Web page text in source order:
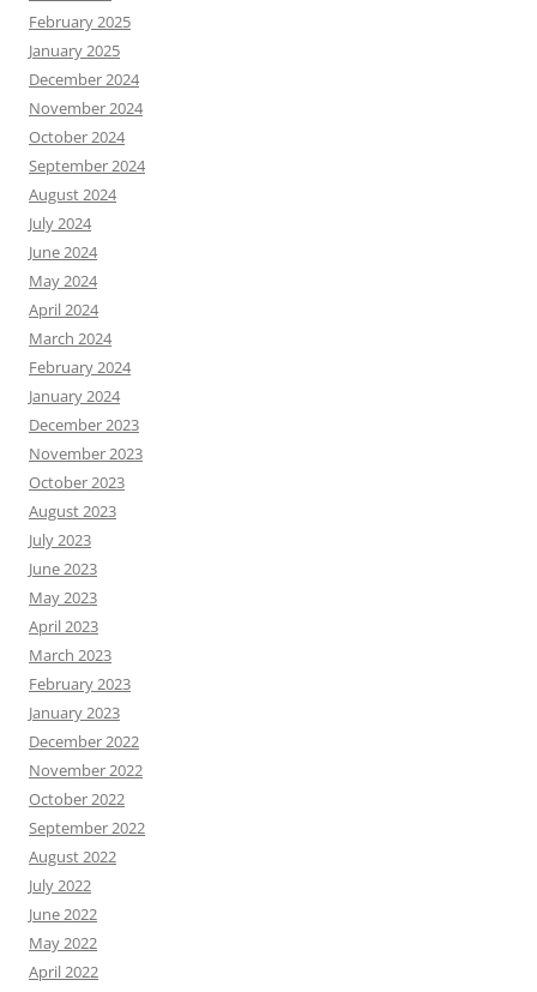
February 2025
January 2025
December 2024
November 2024
October 2024
September 2024
August 2024
July 2024
June 2024
May 2024
April 2024
March 2024
February 2024
January 2024
December 2023
November 2023
October 2023
August 2023
July 2023
June 2023
May 2023
April 2023
March 2023
February 2023
January 2023
December 2022
November 2022
October 2022
September 2022
August 2022
July 2022
June 2022
May 2022
April 2022